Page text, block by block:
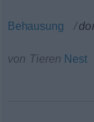
Behausung
von Tieren Nest